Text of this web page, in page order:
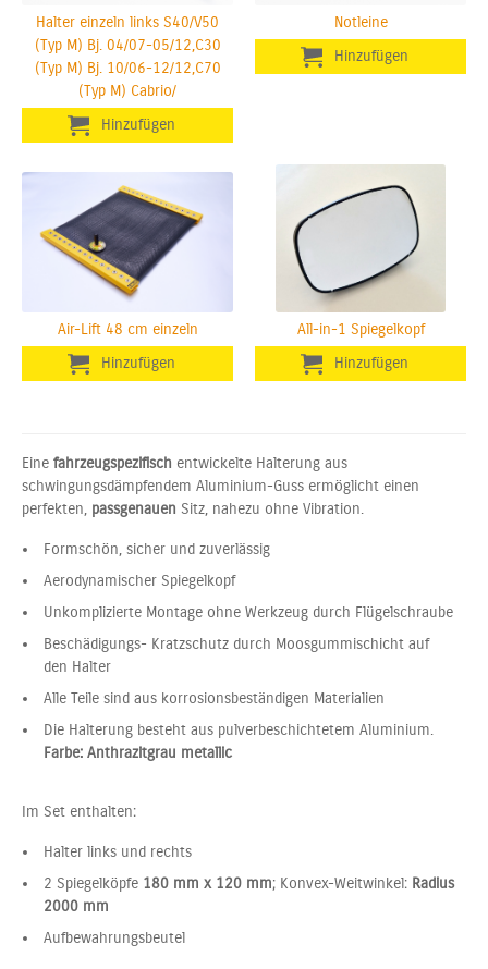
Halter einzeln links S40/V50
(Typ M) Bj. 04/07-05/12,C30
(Typ M) Bj. 10/06-12/12,C70
(Typ M) Cabrio/
Notleine
Air-Lift 48 cm einzeln All-in-1 Spiegelkopf
Eine fahrzeugspezifisch entwickelte Halterung aus
schwingungsdämpfendem Aluminium-Guss ermöglicht einen
perfekten, passgenauen Sitz, nahezu ohne Vibration.
Formschön, sicher und zuverlässig
Aerodynamischer Spiegelkopf
Unkomplizierte Montage ohne Werkzeug durch Flügelschraube
Beschädigungs- Kratzschutz durch Moosgummischicht auf
den Halter
Alle Teile sind aus korrosionsbeständigen Materialien
Die Halterung besteht aus pulverbeschichtetem Aluminium.
Farbe: Anthrazitgrau metallic
Im Set enthalten:
Halter links und rechts
2 Spiegelköpfe 180 mm x 120 mm; Konvex-Weitwinkel: Radius
2000 mm
Aufbewahrungsbeutel